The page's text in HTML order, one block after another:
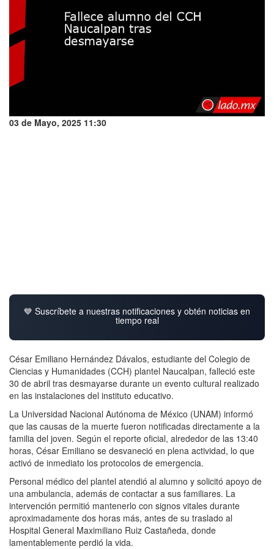
03 de Mayo, 2025 11:30
💙 Suscríbete a nuestras notificaciones y obtén noticias en
tiempo real
César Emiliano Hernández Dávalos, estudiante del Colegio de
Ciencias y Humanidades (CCH) plantel Naucalpan, falleció este
30 de abril tras desmayarse durante un evento cultural realizado
en las instalaciones del instituto educativo.
La Universidad Nacional Autónoma de México (UNAM) informó
que las causas de la muerte fueron notificadas directamente a la
familia del joven. Según el reporte oficial, alrededor de las 13:40
horas, César Emiliano se desvaneció en plena actividad, lo que
activó de inmediato los protocolos de emergencia.
Personal médico del plantel atendió al alumno y solicitó apoyo de
una ambulancia, además de contactar a sus familiares. La
intervención permitió mantenerlo con signos vitales durante
aproximadamente dos horas más, antes de su traslado al
Hospital General Maximiliano Ruiz Castañeda, donde
lamentablemente perdió la vida.